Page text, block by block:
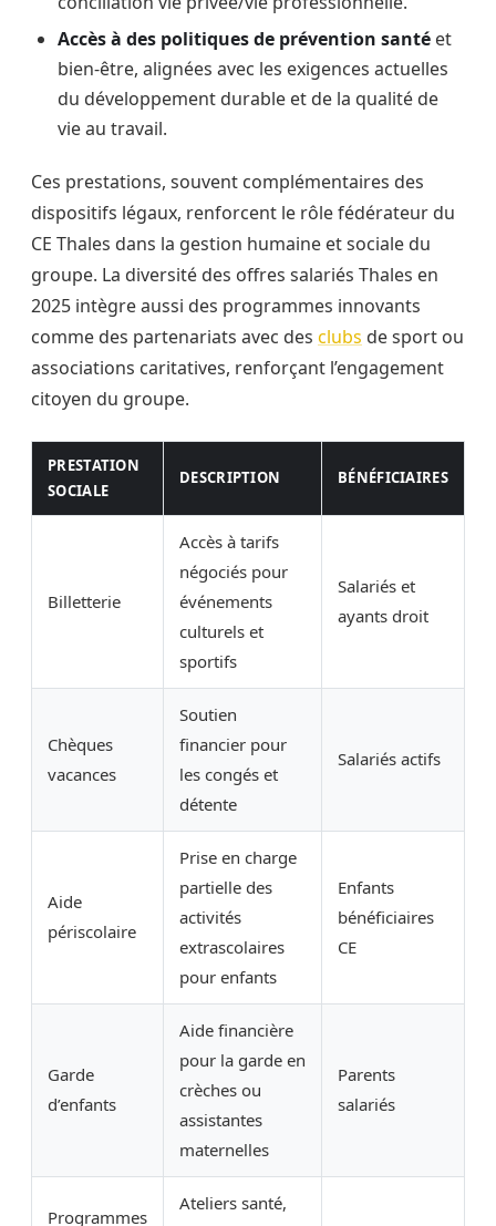
Accès à des politiques de prévention santé et
bien-être, alignées avec les exigences actuelles
du développement durable et de la qualité de
vie au travail.
Ces prestations, souvent complémentaires des
dispositifs légaux, renforcent le rôle fédérateur du
CE Thales dans la gestion humaine et sociale du
groupe. La diversité des offres salariés Thales en
2025 intègre aussi des programmes innovants
comme des partenariats avec des clubs de sport ou
associations caritatives, renforçant l’engagement
citoyen du groupe.
PRESTATION
SOCIALE
DESCRIPTION BÉNÉFICIAIRES
Billetterie
Accès à tarifs
négociés pour
événements
culturels et
sportifs
Salariés et
ayants droit
Chèques
vacances
Soutien
financier pour
les congés et
détente
Salariés actifs
Aide
périscolaire
Prise en charge
partielle des
activités
extrascolaires
pour enfants
Enfants
bénéficiaires
CE
Garde
d’enfants
Aide financière
pour la garde en
crèches ou
assistantes
maternelles
Parents
salariés
Programmes
Ateliers santé,